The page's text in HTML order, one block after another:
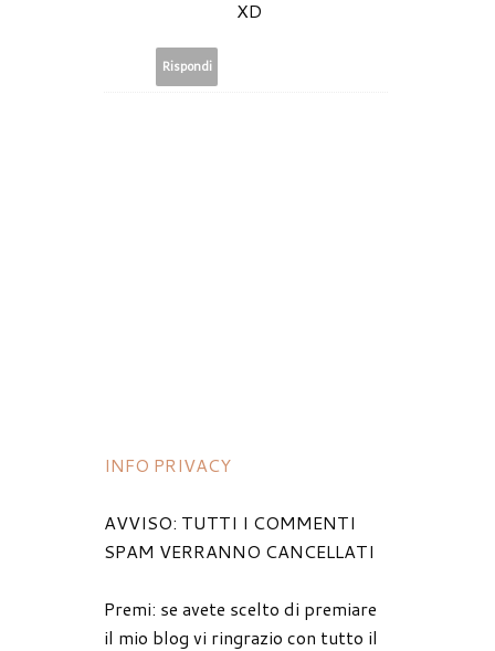
XD
Rispondi
INFO PRIVACY
AVVISO: TUTTI I COMMENTI
SPAM VERRANNO CANCELLATI
Premi: se avete scelto di premiare
il mio blog vi ringrazio con tutto il